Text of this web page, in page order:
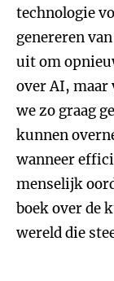
technologie
genereren
uit om
over AI, maar
we zo graag
kunnen
wanneer
menselijk
boek over de
wereld die